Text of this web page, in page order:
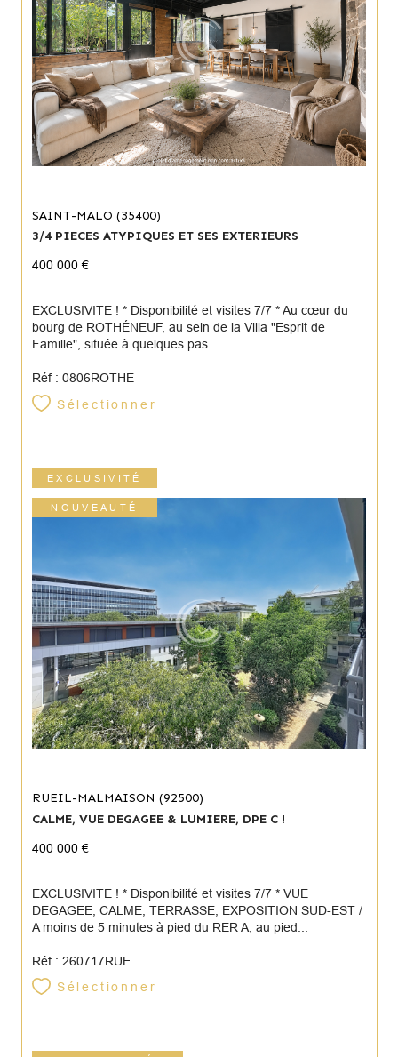
SAINT-MALO (35400)
3/4 PIECES ATYPIQUES ET SES EXTERIEURS
400 000 €
EXCLUSIVITE ! * Disponibilité et visites 7/7 * Au cœur du
bourg de ROTHÉNEUF, au sein de la Villa "Esprit de
Famille", située à quelques pas...
Réf : 0806ROTHE
Sélectionner
EXCLUSIVITÉ
NOUVEAUTÉ
RUEIL-MALMAISON (92500)
CALME, VUE DEGAGEE & LUMIERE, DPE C !
400 000 €
EXCLUSIVITE ! * Disponibilité et visites 7/7 * VUE
DEGAGEE, CALME, TERRASSE, EXPOSITION SUD-EST /
A moins de 5 minutes à pied du RER A, au pied...
Réf : 260717RUE
Sélectionner